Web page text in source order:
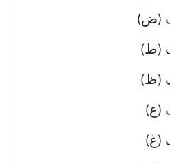
(ض)
(ط)
(ظ)
(ع)
(غ)